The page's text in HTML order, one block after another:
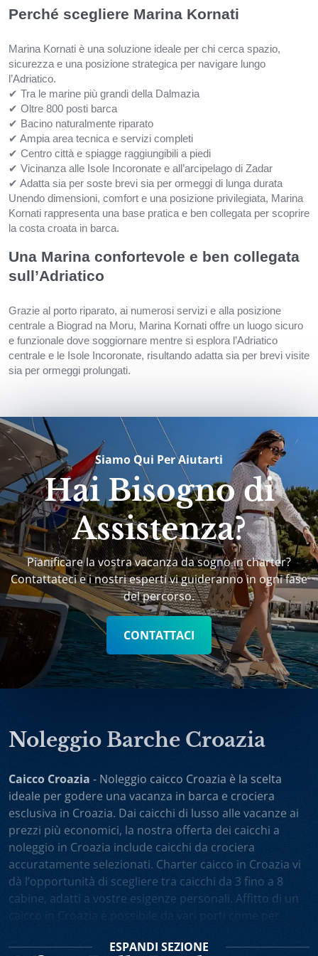
Perché scegliere Marina Kornati
Marina Kornati è una soluzione ideale per chi cerca spazio,
sicurezza e una posizione strategica per navigare lungo
l’Adriatico.
✔ Tra le marine più grandi della Dalmazia
✔ Oltre 800 posti barca
✔ Bacino naturalmente riparato
✔ Ampia area tecnica e servizi completi
✔ Centro città e spiagge raggiungibili a piedi
✔ Vicinanza alle Isole Incoronate e all’arcipelago di Zadar
✔ Adatta sia per soste brevi sia per ormeggi di lunga durata
Unendo dimensioni, comfort e una posizione privilegiata, Marina
Kornati rappresenta una base pratica e ben collegata per scoprire
la costa croata in barca.
Una Marina confortevole e ben collegata
sull’Adriatico
Grazie al porto riparato, ai numerosi servizi e alla posizione
centrale a Biograd na Moru, Marina Kornati offre un luogo sicuro
e funzionale dove soggiornare mentre si esplora l’Adriatico
centrale e le Isole Incoronate, risultando adatta sia per brevi visite
sia per ormeggi prolungati.
Siamo Qui Per Aiutarti
Hai Bisogno di
Assistenza?
Pianificare la vostra vacanza da sogno in charter?
Contattateci e i nostri esperti vi guideranno in ogni fase
del percorso.
CONTATTACI
Noleggio Barche Croazia
Caicco Croazia - Noleggio caicco Croazia è la scelta
ideale per godere una vacanza in barca e crociera
esclusiva in Croazia. Dai caicchi di lusso alle vacanze ai
prezzi più economici, la nostra offerta dei caicchi a
noleggio in Croazia include caicchi da crociera
accuratamente selezionati. Charter caicco in Croazia vi
dà l’opportunità di scegliere tra caicchi da 3 fino a 8
cabine, adatti a vostre esigenze personali. Affitto di un
caicco in Croazia è possibile da vari porti come per
scegliere noleggio caicchi sola andata oppure one-way
ESPANDI SEZIONE